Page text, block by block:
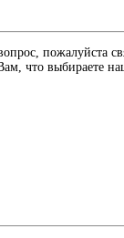
пожалуйста
что выбираете